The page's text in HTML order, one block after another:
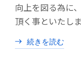
向上を図る為に
頂く事といたし
続きを読む